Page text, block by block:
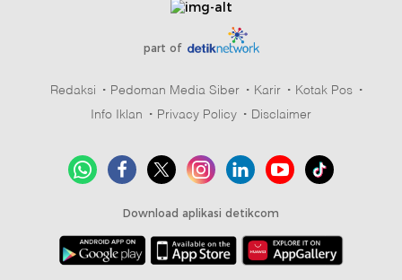
part of
Redaksi Pedoman Media Siber Karir
Kotak Pos
Info Iklan
Privacy Policy Disclaimer
Download aplikasi detikcom